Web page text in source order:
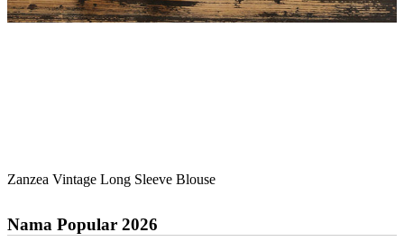
Zanzea Vintage Long Sleeve Blouse
Nama Popular 2026